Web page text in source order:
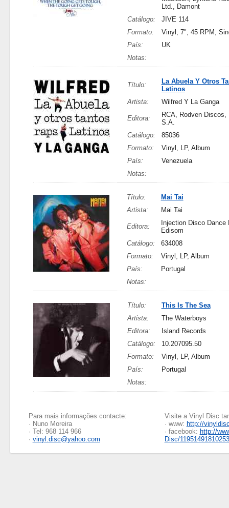
Ltd., Damont
Catálogo:
JIVE 114
Formato:
Vinyl, 7", 45 RPM,
País:
UK
Notas:
Título:
La Abuela Y Otros
Latinos
Artista:
Wilfred Y La Ganga
Editora:
RCA, Rodven Discos,
S.A.
Catálogo:
85036
Formato:
Vinyl, LP, Album
País:
Venezuela
Notas:
Título:
Mai Tai
Artista:
Mai Tai
Editora:
Injection Disco Dance
Edisom
Catálogo:
634008
Formato:
Vinyl, LP, Album
País:
Portugal
Notas:
Título:
This Is The Sea
Artista:
The Waterboys
Editora:
Island Records
Catálogo:
10.207095.50
Formato:
Vinyl, LP, Album
País:
Portugal
Notas:
Para mais informações contacte:
· Nuno Moreira
· Tel: 968 114 966
· vinyl.disc@yahoo.com
Visite a Vinyl Disc
· www: http://
· facebook: http://
Disc/